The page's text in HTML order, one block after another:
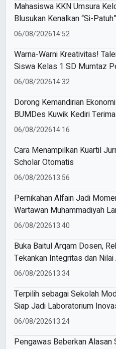
Mahasiswa KKN Umsura
Blusukan Kenalkan “Si-
Banjarkejen
06/08/202614:52
Warna-Warni Kreativitas!
Siswa Kelas 1 SD Mumtaz
Keceriaan
06/08/202614:32
Dorong Kemandirian
BUMDes Kuwik Kediri
Pencetak Briket Biomassa
06/08/202614:16
Cara Menampilkan Kuartil
Scholar Otomatis
06/08/202613:56
Pernikahan Alfain Jadi
Wartawan Muhammadiyah
06/08/202613:40
Buka Baitul Arqam Dosen,
Tekankan Integritas dan Nilai
06/08/202613:34
Terpilih sebagai Sekolah
Siap Jadi Laboratorium
Pembelajaran AI
06/08/202613:24
Pengawas Beberkan Alasan